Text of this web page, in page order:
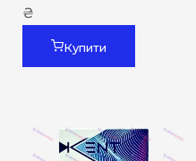
₴
Купити